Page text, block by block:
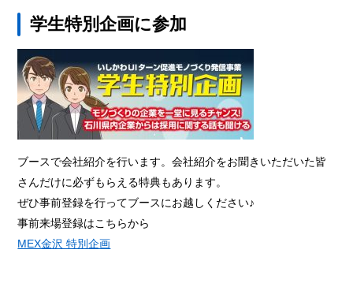
学生特別企画に参加
ブースで会社紹介を行います。会社紹介をお聞きいただいた皆
さんだけに必ずもらえる特典もあります。
ぜひ事前登録を行ってブースにお越しください♪
事前来場登録はこちらから
MEX金沢 特別企画